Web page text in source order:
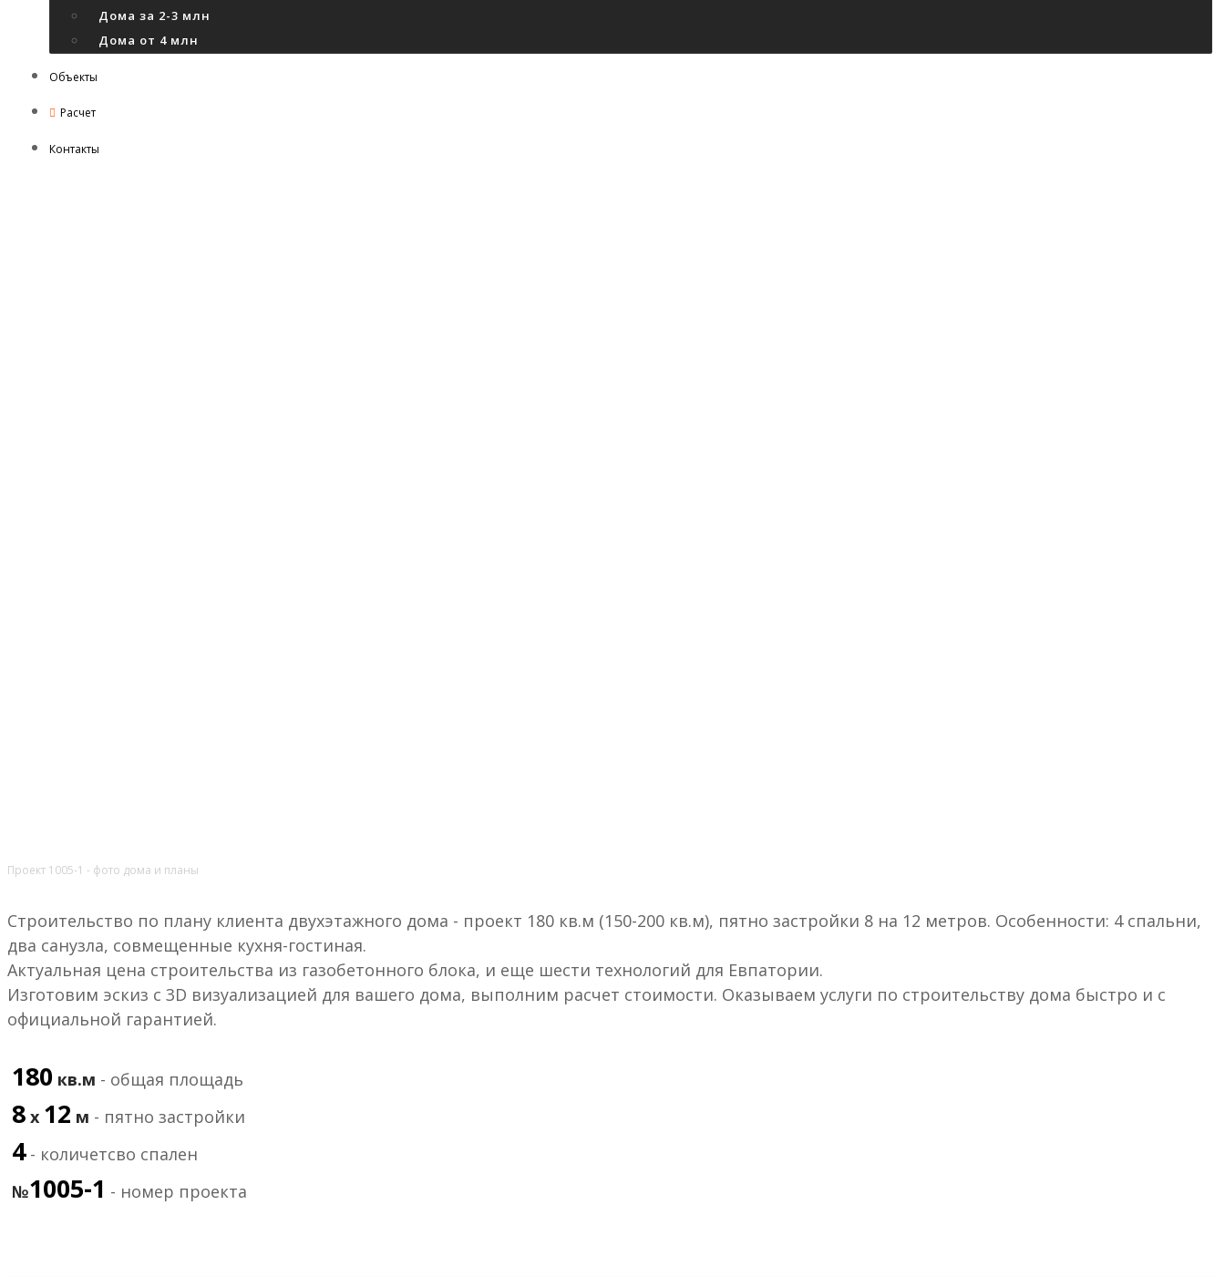
Дома за 2-3 млн
Дома от 4 млн
Объекты
Расчет
Контакты
Проект 1005-1 - фото дома и планы
Строительство по плану клиента двухэтажного дома - проект 180 кв.м (150-200 кв.м), пятно застройки 8 на 12 метров. Особенности: 4 спальни,
два санузла, совмещенные кухня-гостиная.
Актуальная цена строительства из газобетонного блока, и еще шести технологий для Евпатории.
Изготовим эскиз с 3D визуализацией для вашего дома, выполним расчет стоимости. Оказываем услуги по строительству дома быстро и с
официальной гарантией.
180 кв.м - общая площадь
8 х 12 м - пятно застройки
4- количетсво спален
№1005-1 - номер проекта